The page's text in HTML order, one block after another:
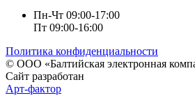
Пн-Чт 09:00-17:00
Пт 09:00-16:00
Политика конфиденциальности
© ООО «Балтийская электронная
Сайт разработан
Арт-фактор